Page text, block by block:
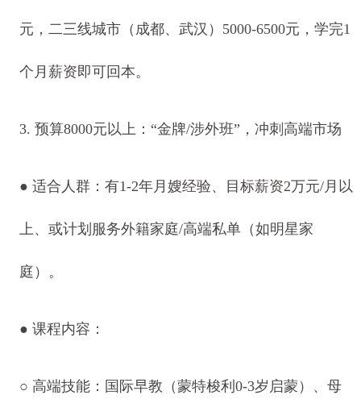
元，二三线城市（成都、武汉）5000-6500元，学完1
个月薪资即可回本。
3. 预算8000元以上：“金牌/涉外班”，冲刺高端市场
● 适合人群：有1-2年月嫂经验、目标薪资2万元/月以
上、或计划服务外籍家庭/高端私单（如明星家
庭）。
● 课程内容：
○ 高端技能：国际早教（蒙特梭利0-3岁启蒙）、母